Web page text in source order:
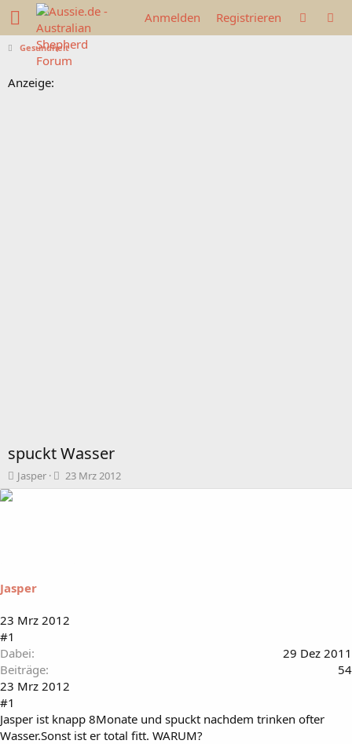
Anmelden Registrieren
Gesundheit
Anzeige:
spuckt Wasser
T
h
a
t
Jasper
B
e
m
23 Mrz 2012
Jasper
23 Mrz 2012
#1
Dabei
29 Dez 2011
Beiträge
54
23 Mrz 2012
#1
Jasper ist knapp 8Monate und spuckt nachdem trinken ofter
Wasser.Sonst ist er total fitt. WARUM?